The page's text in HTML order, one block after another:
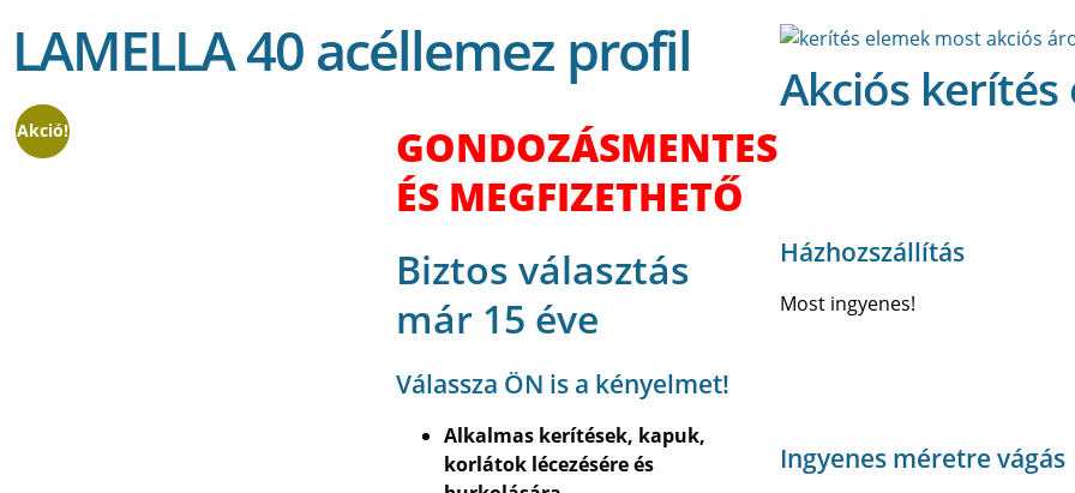
LAMELLA 40 acéllemez profil
Akció!
GONDOZÁSMENTES
ÉS MEGFIZETHETŐ
Biztos választás
már 15 éve
Válassza ÖN is a kényelmet!
Alkalmas kerítések, kapuk,
korlátok lécezésére és
Akciós kerítés
Házhozszállítás
Most ingyenes!
Ingyenes méretre vágás